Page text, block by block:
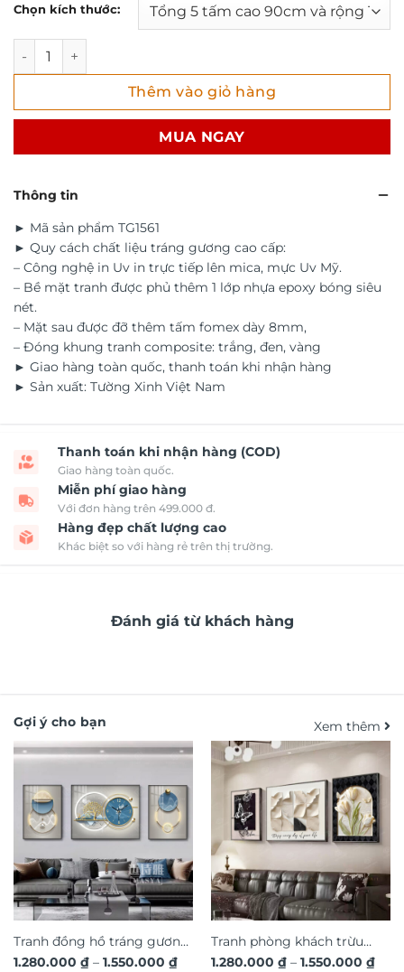
1.480.000 ₫
đến
2.300.000 ₫
Chọn kích thước:
Tranh bộ tráng gương 5 tấm Voi 3D Trừu Tượng TG1561 số
Thêm vào giỏ hàng
MUA NGAY
Thông tin
► Mã sản phẩm TG1561
► Quy cách chất liệu tráng gương cao cấp:
– Công nghệ in Uv in trực tiếp lên mica, mực Uv Mỹ.
– Bề mặt tranh được phủ thêm 1 lớp nhựa epoxy bóng siêu
nét.
– Mặt sau được đỡ thêm tấm fomex dày 8mm,
– Đóng khung tranh composite: trắng, đen, vàng
► Giao hàng toàn quốc, thanh toán khi nhận hàng
► Sản xuất: Tường Xinh Việt Nam
Thanh toán khi nhận hàng (COD)
Giao hàng toàn quốc.
Miễn phí giao hàng
Với đơn hàng trên 499.000 đ.
Hàng đẹp chất lượng cao
Khác biệt so với hàng rẻ trên thị trường.
Đánh giá từ khách hàng
Gợi ý cho bạn Xem thêm
Tranh đồng hồ tráng gương
hươu 3D hiện đại TG4543
1.280.000 ₫ – 1.550.000 ₫Khoảng
Tranh phòng khách trừu
tượng hoa lá 3D nghệ thuật
1.280.000 ₫ – 1.550.000 ₫